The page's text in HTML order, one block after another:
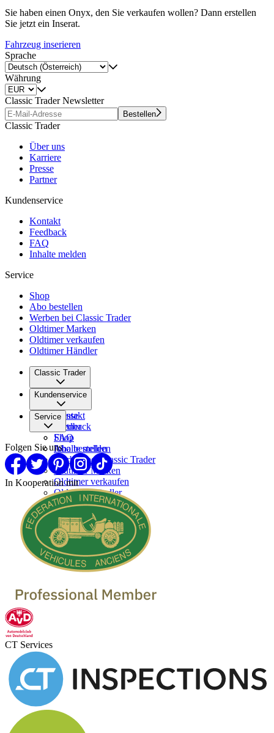
Sie haben einen Onyx, den Sie verkaufen wollen? Dann erstellen
Sie jetzt ein Inserat.
Fahrzeug inserieren
Sprache
Währung
Classic Trader Newsletter
Bestellen
Classic Trader
Über uns
Karriere
Presse
Partner
Kundenservice
Kontakt
Feedback
FAQ
Inhalte melden
Service
Shop
Abo bestellen
Werben bei Classic Trader
Oldtimer Marken
Oldtimer verkaufen
Oldtimer Händler
Classic Trader
Über uns
Karriere
Presse
Partner
Kundenservice
Kontakt
Feedback
FAQ
Inhalte melden
Service
Shop
Abo bestellen
Werben bei Classic Trader
Oldtimer Marken
Oldtimer verkaufen
Oldtimer Händler
Folgen Sie uns
In Kooperation mit
CT Services